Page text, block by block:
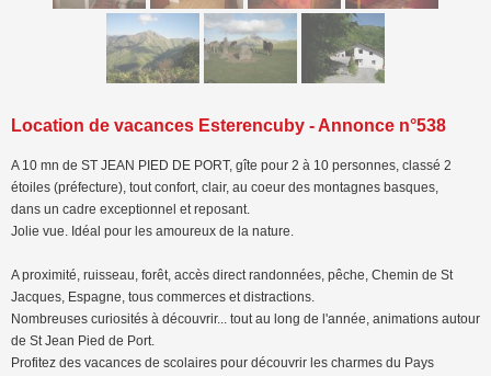
Location de vacances Esterencuby - Annonce n°538
A 10 mn de ST JEAN PIED DE PORT, gîte pour 2 à 10 personnes, classé 2
étoiles (préfecture), tout confort, clair, au coeur des montagnes basques,
dans un cadre exceptionnel et reposant.
Jolie vue. Idéal pour les amoureux de la nature.
A proximité, ruisseau, forêt, accès direct randonnées, pêche, Chemin de St
Jacques, Espagne, tous commerces et distractions.
Nombreuses curiosités à découvrir... tout au long de l'année, animations autour
de St Jean Pied de Port.
Profitez des vacances de scolaires pour découvrir les charmes du Pays